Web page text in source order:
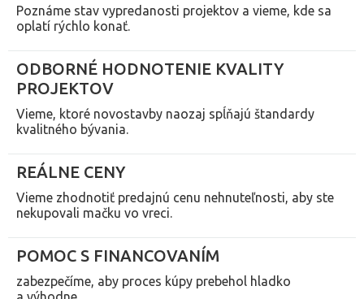
Poznáme stav vypredanosti projektov a vieme, kde sa
oplatí rýchlo konať.
ODBORNÉ HODNOTENIE KVALITY
PROJEKTOV
Vieme, ktoré novostavby naozaj spĺňajú štandardy
kvalitného bývania.
REÁLNE CENY
Vieme zhodnotiť predajnú cenu nehnuteľnosti, aby ste
nekupovali mačku vo vreci.
POMOC S FINANCOVANÍM
zabezpečíme, aby proces kúpy prebehol hladko